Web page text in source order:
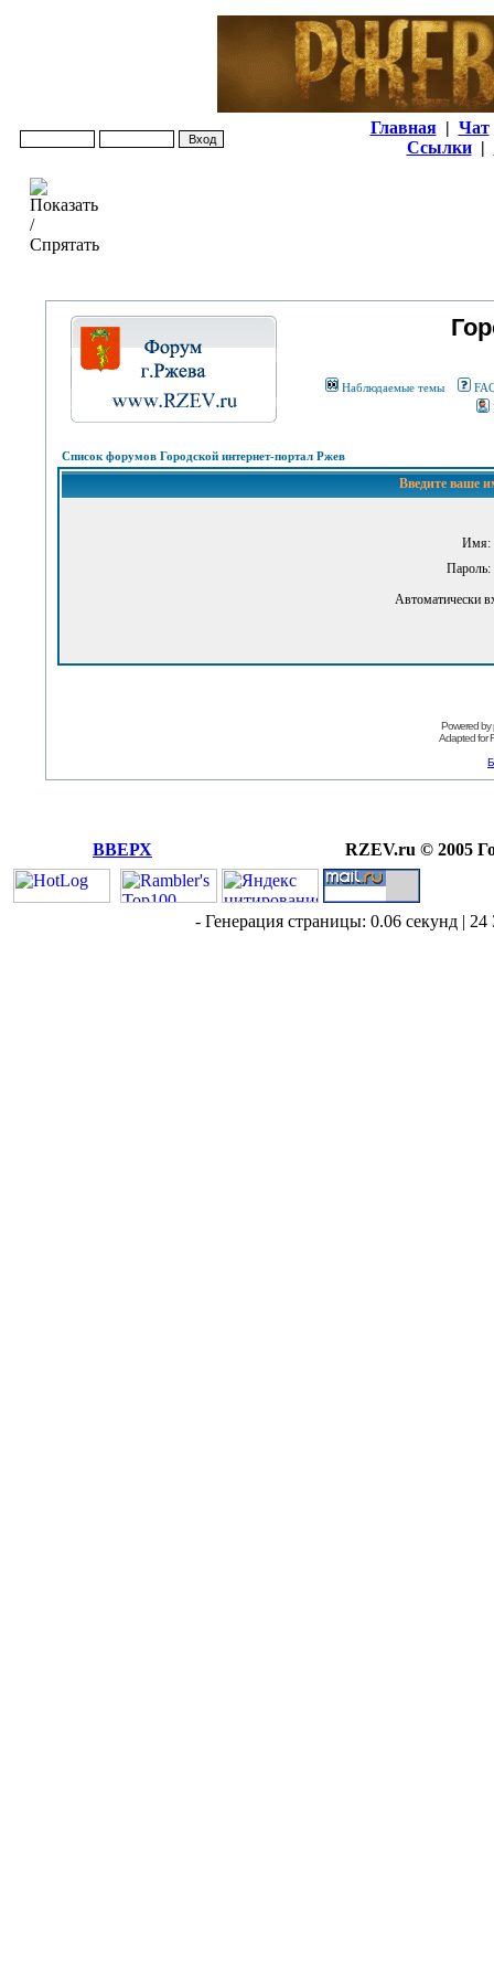
Главная | Чат
Ссылки |
Наблюдаемые темы
Список форумов Городской интернет-портал Ржев
Введите ваше
Имя:
Пароль:
Автоматически
Powered by
Adapted for
ВВЕРХ RZEV.ru © 2005
- Генерация страницы: 0.06 секунд |